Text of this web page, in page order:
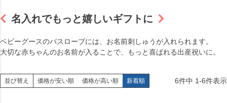
名入れでもっと嬉しいギフトに
ベビーグースのバスローブには、お名前刺しゅうが入れられます。
大切な赤ちゃんのお名前が入ることで、もっと喜ばれる出産祝いに。
並び替え 価格が安い順 価格が高い順 新着順 6件中 1-6件表示